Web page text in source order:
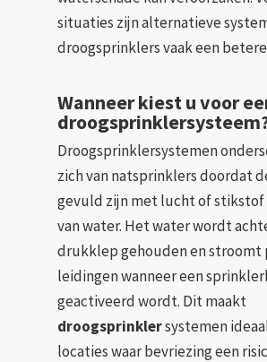
situaties zijn alternatieve
droogsprinklers vaak een
Wanneer kiest u voor
Droogsprinklersystemen
zich van natsprinklers doordat
gevuld zijn met lucht of stikstof
van water. Het water wordt
drukklep gehouden en stroomt
leidingen wanneer een
geactiveerd wordt. Dit maakt
droogsprinklersystemen
locaties waar bevriezing een